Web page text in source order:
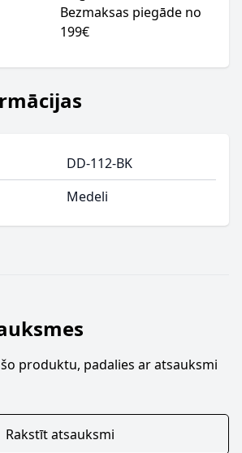
Bezmaksas piegāde no
199€
DD-112-BK
Medeli
produktu, padalies ar atsauksmi
Rakstīt atsauksmi